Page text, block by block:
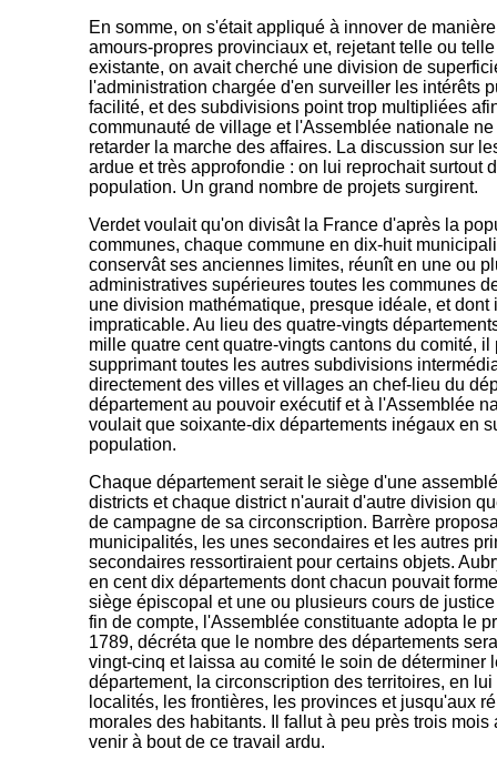
En somme, on s'était appliqué à innover de
amours-propres provinciaux et, rejetant telle ou
existante, on avait cherché une division de
l'administration chargée d'en surveiller les intérêts
facilité, et des subdivisions point trop multipliées
communauté de village et l'Assemblée nationale
retarder la marche des affaires. La discussion sur
ardue et très approfondie : on lui reprochait surtout
population. Un grand nombre de projets surgirent.
Verdet voulait qu'on divisât la France d'après la
communes, chaque commune en dix-huit
conservât ses anciennes limites, réunît en une ou
administratives supérieures toutes les communes
une division mathématique, presque idéale, et
impraticable. Au lieu des quatre-vingts
mille quatre cent quatre-vingts cantons du comité,
supprimant toutes les autres subdivisions
directement des villes et villages an chef-lieu du
département au pouvoir exécutif et à l'Assemblée
voulait que soixante-dix départements inégaux en
population.
Chaque département serait le siège d'une
districts et chaque district n'aurait d'autre division
de campagne de sa circonscription. Barrère
municipalités, les unes secondaires et les autres
secondaires ressortiraient pour certains objets.
en cent dix départements dont chacun pouvait
siège épiscopal et une ou plusieurs cours de
fin de compte, l'Assemblée constituante adopta le
1789, décréta que le nombre des départements
vingt-cinq et laissa au comité le soin de déterminer
département, la circonscription des territoires, en
localités, les frontières, les provinces et jusqu'aux
morales des habitants. Il fallut à peu près trois
venir à bout de ce travail ardu.